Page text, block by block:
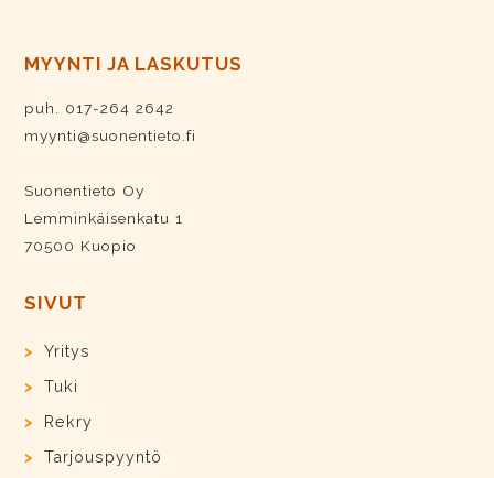
MYYNTI JA LASKUTUS
puh. 017-264 2642
myynti@suonentieto.fi
Suonentieto Oy
Lemminkäisenkatu 1
70500 Kuopio
SIVUT
Yritys
Tuki
Rekry
Tarjouspyyntö